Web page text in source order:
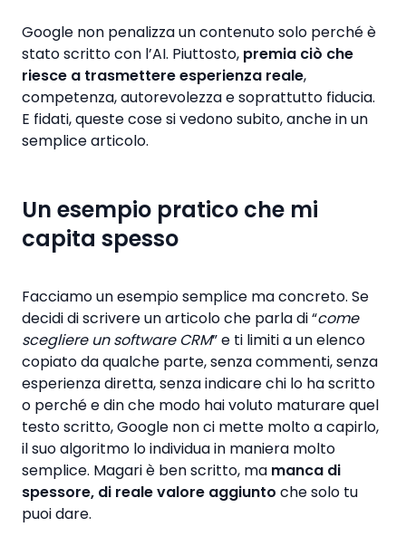
Google non penalizza un contenuto solo perché è
stato scritto con l’AI. Piuttosto, premia ciò che
riesce a trasmettere esperienza reale,
competenza, autorevolezza e soprattutto fiducia.
E fidati, queste cose si vedono subito, anche in un
semplice articolo.
Un esempio pratico che mi
capita spesso
Facciamo un esempio semplice ma concreto. Se
decidi di scrivere un articolo che parla di “come
scegliere un software CRM” e ti limiti a un elenco
copiato da qualche parte, senza commenti, senza
esperienza diretta, senza indicare chi lo ha scritto
o perché e din che modo hai voluto maturare quel
testo scritto, Google non ci mette molto a capirlo,
il suo algoritmo lo individua in maniera molto
semplice. Magari è ben scritto, ma manca di
spessore, di reale valore aggiunto che solo tu
puoi dare.